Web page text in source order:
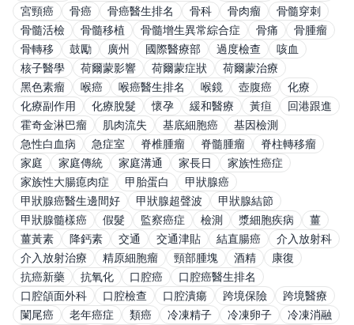
宮頸癌
骨癌 骨癌醫生排名 骨科 骨肉瘤
骨髓穿刺
骨髓活檢
骨髓移植 骨髓增生異常綜合症 骨痛
骨腫瘤
骨轉移
鼓勵 廣州 國際醫療部 過度檢查
咳血
核子醫學
荷爾蒙影響 荷爾蒙症狀
荷爾蒙治療
黑色素瘤
喉癌 喉癌醫生排名 喉鏡 壺腹癌
化療
化療副作用
化療脫髮 懷孕 緩和醫療 黃疸
回港跟進
霍奇金淋巴瘤
肌肉流失 基底細胞癌
基因檢測
急性白血病
急症室 脊椎腫瘤 脊髓腫瘤
脊柱轉移瘤
家庭
家庭傳統 家庭溝通 家長日
家族性癌症
家族性大腸瘜肉症
甲胎蛋白
甲狀腺癌
甲狀腺癌醫生邊間好
甲狀腺超聲波
甲狀腺結節
甲狀腺髓樣癌
假髮 監察癌症 檢測 漿細胞疾病
薑
薑黃素
降鈣素 交通 交通津貼 結直腸癌
介入放射科
介入放射治療
精原細胞瘤 頸部腫塊 酒精
康復
抗癌新藥
抗氧化 口腔癌
口腔癌醫生排名
口腔頜面外科
口腔檢查 口腔潰瘍 跨境保險
跨境醫療
闌尾癌
老年癌症 類癌 冷凍精子 冷凍卵子
冷凍消融